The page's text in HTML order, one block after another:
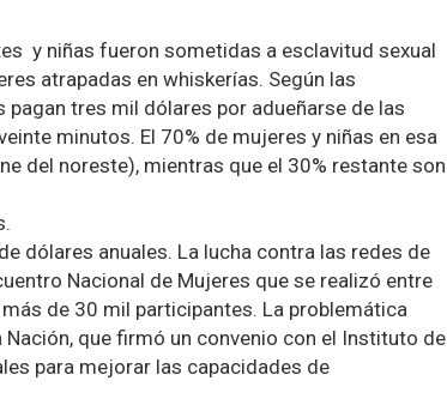
y niñas fueron sometidas a esclavitud sexual
atrapadas en whiskerías. Según las
tres mil dólares por adueñarse de las
minutos. El 70% de mujeres y niñas en esa
del noreste), mientras que el 30% restante son
dólares anuales. La lucha contra las redes de
Nacional de Mujeres que se realizó entre
de 30 mil participantes. La problemática
que firmó un convenio con el Instituto de
para mejorar las capacidades de